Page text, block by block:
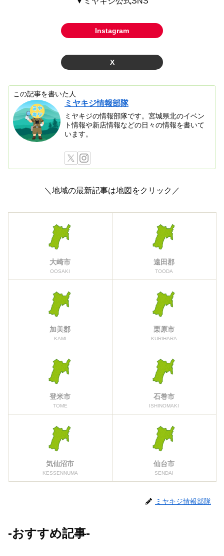
Instagram
X
この記事を書いた人
ミヤキジ情報部隊
ミヤキジの情報部隊です。宮城県北のイベン
ト情報や新店情報などの日々の情報を書いて
います。
＼地域の最新記事は地図をクリック／
大崎市
OOSAKI
遠田郡
TOODA
加美郡
KAMI
栗原市
KURIHARA
登米市
TOME
石巻市
ISHINOMAKI
気仙沼市
KESSENNUMA
仙台市
SENDAI
ミヤキジ情報部隊
-おすすめ記事-